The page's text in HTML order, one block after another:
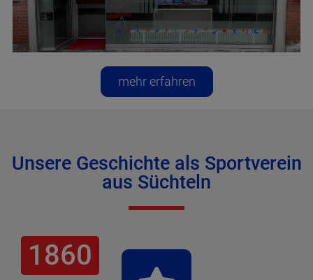
mehr erfahren
Unsere Geschichte als Sportverein
aus Süchteln
1860